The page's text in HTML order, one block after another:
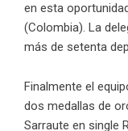
en esta
(Colombia). La
más de setenta
Finalmente el
dos medallas de
Sarraute en single